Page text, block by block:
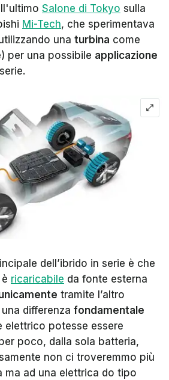
Salone di Tokyo sulla
Mi-Tech, che sperimentava
una turbina come
per una possibile applicazione
dell’ibrido in serie è che
ricaricabile da fonte esterna
tramite l’altro
differenza fondamentale
elettrico potesse essere
poco, dalla sola batteria,
non ci troveremmo più
ma ad una elettrica do tipo